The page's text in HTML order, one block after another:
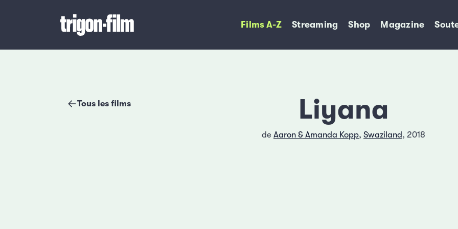
Films A-Z Streaming Shop Magazine
Tous les films Liyana
de Aaron & Amanda Kopp, Swaziland, 2018